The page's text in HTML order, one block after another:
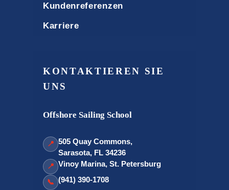
Kundenreferenzen
Karriere
KONTAKTIEREN SIE
UNS
Offshore Sailing School
📍 505 Quay Commons,
Sarasota, FL 34236
📍 Vinoy Marina, St. Petersburg
📞 (941) 390-1708